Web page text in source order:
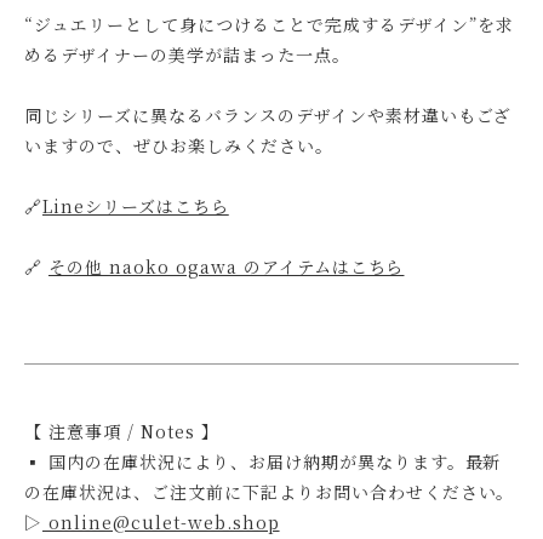
“ジュエリーとして身につけることで完成するデザイン”を求
めるデザイナーの美学が詰まった一点。
同じシリーズに異なるバランスのデザインや素材違いもござ
いますので、ぜひお楽しみください。
🔗Lineシリーズはこちら
🔗 その他 naoko ogawa のアイテムはこちら
【 注意事項 / Notes 】
▪ 国内の在庫状況により、お届け納期が異なります。最新
の在庫状況は、ご注文前に下記よりお問い合わせください。
▷ online@culet-web.shop